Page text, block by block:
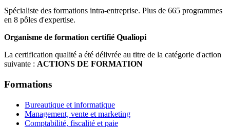
Spécialiste des formations intra-entreprise. Plus de 665 programmes
en 8 pôles d'expertise.
Organisme de formation certifié Qualiopi
La certification qualité a été délivrée au titre de la catégorie d'action
suivante : ACTIONS DE FORMATION
Formations
Bureautique et informatique
Management, vente et marketing
Comptabilité, fiscalité et paie